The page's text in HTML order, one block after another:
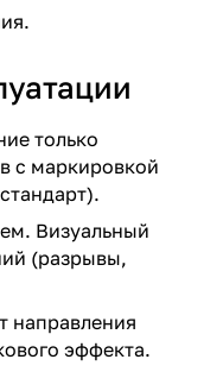
только
с маркировкой
Визуальный
(разрывы,
направления
эффекта.